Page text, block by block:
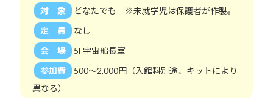
対 象
どなたでも ※未就学児は保護者が作製。
定 員
なし
会 場
5F宇宙船長室
参加費
500～2,000円（入館料別途、キットにより
異なる）